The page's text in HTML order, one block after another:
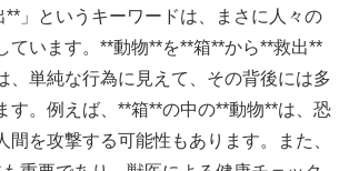
**」というキーワードは、まさに人々の
ています。**動物**を**箱**から**救出**
、単純な行為に見えて、その背後には多
す。例えば、**箱**の中の**動物**は、恐
間を攻撃する可能性もあります。また、